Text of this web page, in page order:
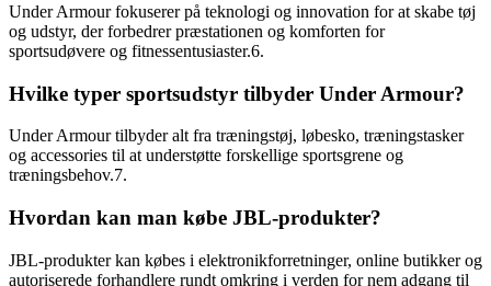
Under Armour fokuserer på teknologi og innovation for at skabe tøj
og udstyr, der forbedrer præstationen og komforten for
sportsudøvere og fitnessentusiaster.6.
Hvilke typer sportsudstyr tilbyder Under Armour?
Under Armour tilbyder alt fra træningstøj, løbesko, træningstasker
og accessories til at understøtte forskellige sportsgrene og
træningsbehov.7.
Hvordan kan man købe JBL-produkter?
JBL-produkter kan købes i elektronikforretninger, online butikker og
autoriserede forhandlere rundt omkring i verden for nem adgang til